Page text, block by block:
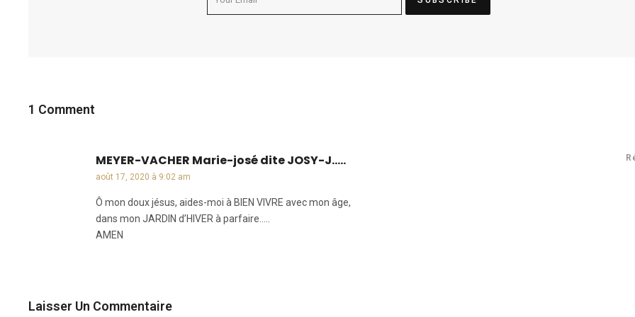
1 Comment
MEYER-VACHER Marie-josé dite JOSY-J.....
août 17, 2020 à 9:02 am
Ô mon doux jésus, aides-moi à BIEN VIVRE avec mon âge,
dans mon JARDIN d’HIVER à parfaire…..
AMEN
Laisser Un Commentaire